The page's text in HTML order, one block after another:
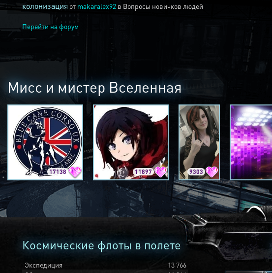
колонизация от makaralex92 в Вопросы новичков людей
Перейти на форум
Мисс и мистер Вселенная
17138 11897 9303
Космические флоты в полете
Экспедиция
13 766